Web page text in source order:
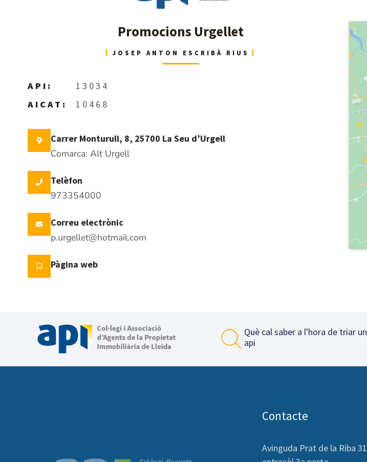
Promocions Urgellet
JOSEP ANTON ESCRIBÀ RIUS
API:
AICAT:
13034
10468
Carrer Monturull, 8, 25700 La Seu d’Urgell
Comarca: Alt Urgell
Telèfon
973354000
Correu electrònic
p.urgellet@hotmail.com
Pàgina web
Què cal saber a l'hora de triar un
api
Contacte
Avinguda Prat de la Riba 31